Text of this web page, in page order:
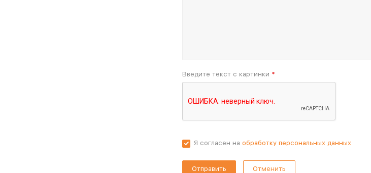
Введите текст с картинки *
Я согласен на обработку персональных данных
Отменить